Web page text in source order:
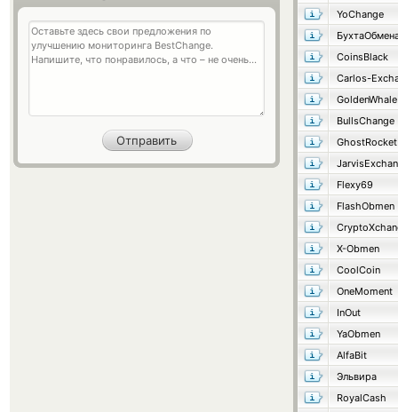
YoChange
CoinsBlack
GoldenWhale
BullsChange
GhostRocket
Flexy69
FlashObmen
X-Obmen
CoolCoin
OneMoment
InOut
YaObmen
AlfaBit
Эльвира
RoyalCash